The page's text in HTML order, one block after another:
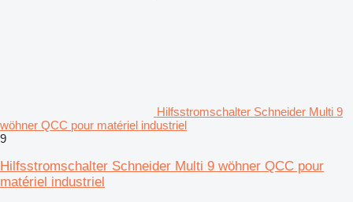
Hilfsstromschalter Schneider Multi 9
wöhner QCC pour matériel industriel
9
Hilfsstromschalter Schneider Multi 9 wöhner QCC pour
matériel industriel